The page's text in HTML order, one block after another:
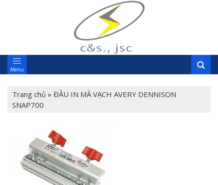
Menu
Trang chủ » ĐẦU IN MÃ VẠCH AVERY DENNISON
SNAP700